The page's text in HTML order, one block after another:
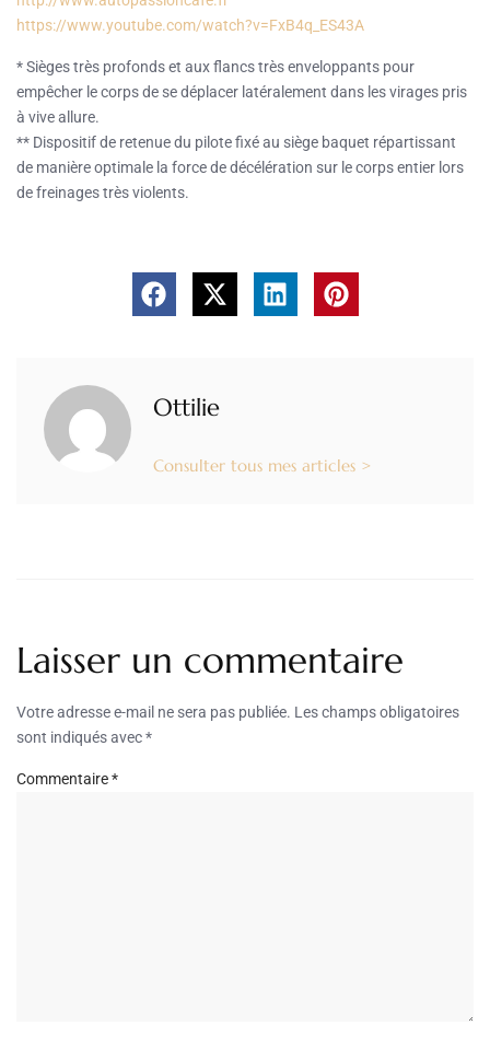
https://www.youtube.com/watch?v=FxB4q_ES43A
* Sièges très profonds et aux flancs très enveloppants pour
empêcher le corps de se déplacer latéralement dans les virages pris
à vive allure.
** Dispositif de retenue du pilote fixé au siège baquet répartissant
de manière optimale la force de décélération sur le corps entier lors
de freinages très violents.
Ottilie
Consulter tous mes articles >
Laisser un commentaire
Votre adresse e-mail ne sera pas publiée. Les champs obligatoires
sont indiqués avec*
Commentaire*